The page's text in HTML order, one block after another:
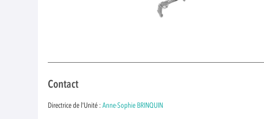
Contact
Directrice de l'Unité : Anne-Sophie BRINQUIN